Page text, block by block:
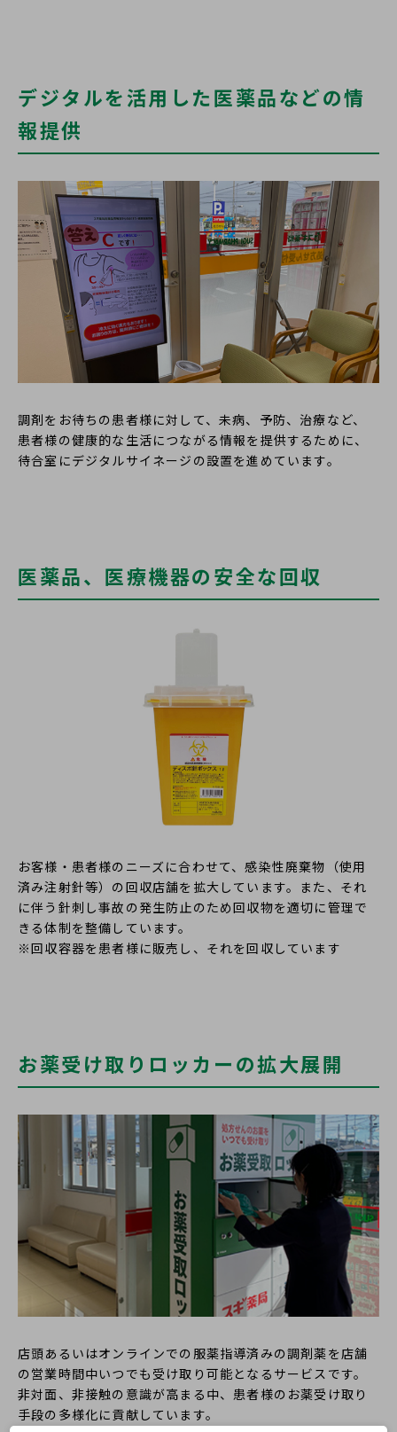
デジタルを活用した医薬品などの情
報提供
調剤をお待ちの患者様に対して、未病、予防、治療など、
患者様の健康的な生活につながる情報を提供するために、
待合室にデジタルサイネージの設置を進めています。
医薬品、医療機器の安全な回収
お客様・患者様のニーズに合わせて、感染性廃棄物（使用
済み注射針等）の回収店舗を拡大しています。また、それ
に伴う針刺し事故の発生防止のため回収物を適切に管理で
きる体制を整備しています。
※回収容器を患者様に販売し、それを回収しています
お薬受け取りロッカーの拡大展開
店頭あるいはオンラインでの服薬指導済みの調剤薬を店舗
の営業時間中いつでも受け取り可能となるサービスです。
非対面、非接触の意識が高まる中、患者様のお薬受け取り
手段の多様化に貢献しています。